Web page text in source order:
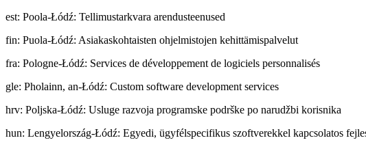
est: Poola-Łódź: Tellimustarkvara arendusteenused
fin: Puola-Łódź: Asiakaskohtaisten ohjelmistojen kehittämispalvelut
fra: Pologne-Łódź: Services de développement de logiciels personnalisés
gle: Pholainn, an-Łódź: Custom software development services
hrv: Poljska-Łódź: Usluge razvoja programske podrške po narudžbi korisnika
hun: Lengyelország-Łódź: Egyedi, ügyfélspecifikus szoftverekkel kapcsolatos